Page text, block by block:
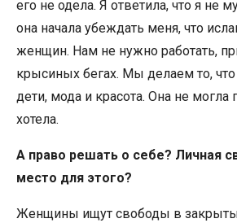
его не одела. Я ответила, что я не
она начала убеждать меня, что
женщин. Нам не нужно работать,
крысиных бегах. Мы делаем то,
дети, мода и красота. Она не могла
хотела.
А право решать о себе? Личная
место для этого?
Женщины ищут свободы в